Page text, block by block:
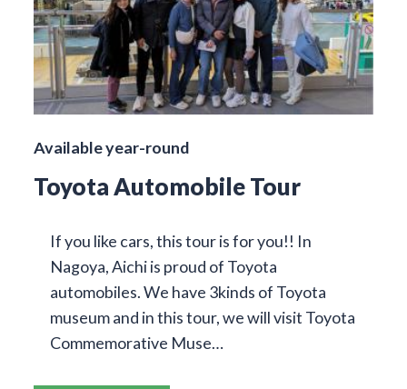
Available year-round
Toyota Automobile Tour
If you like cars, this tour is for you!! In
Nagoya, Aichi is proud of Toyota
automobiles. We have 3kinds of Toyota
museum and in this tour, we will visit Toyota
Commemorative Muse…